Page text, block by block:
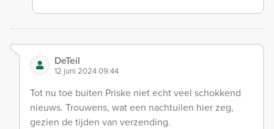
DeTeil
12 juni 2024 09:44
Tot nu toe buiten Priske niet echt veel schokkend
nieuws. Trouwens, wat een nachtuilen hier zeg,
gezien de tijden van verzending.